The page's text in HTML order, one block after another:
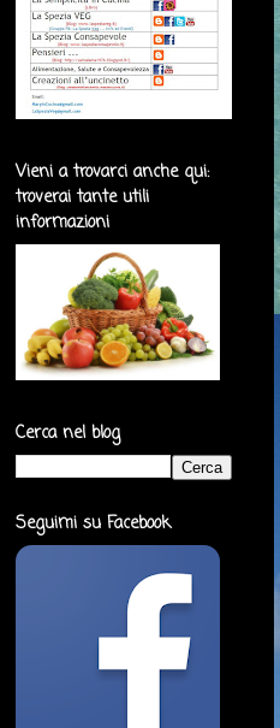
Vieni a trovarci anche qui:
troverai tante utili
informazioni
Cerca nel blog
Seguimi su Facebook